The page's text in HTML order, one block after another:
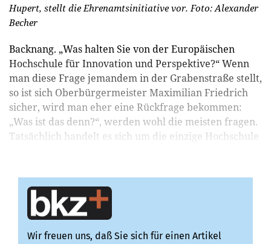
Hupert, stellt die Ehrenamtsinitiative vor. Foto: Alexander
Becher
Backnang. „Was halten Sie von der Europäischen
Hochschule für Innovation und Perspektive?“ Wenn
man diese Frage jemandem in der Grabenstraße stellt,
so ist sich Oberbürgermeister Maximilian Friedrich
sicher, wird man eher eine Rückfrage bekommen:
„Was ist das denn?“, werden wohl die meisten fragen.
Tatsächlich handelt es sich um die einzige Hochschule
Wir freuen uns, daß Sie sich für einen Artikel